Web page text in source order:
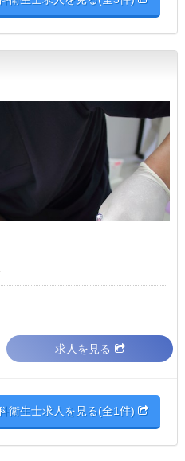
求人を見る
衛生士求人を見る(全1件)